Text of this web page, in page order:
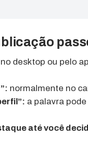
no desktop ou pelo
normalmente no
a palavra
até você